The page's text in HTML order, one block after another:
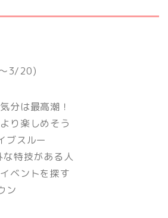
3/20)
分は最高潮！
り楽しめそう
ブスルー
特技がある人
ベントを探す
ン